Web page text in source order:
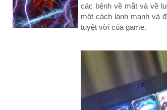
các bệnh về mắt và về
một cách lành mạnh và
tuyệt vời của game.